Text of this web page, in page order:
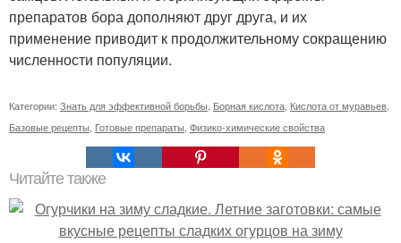
препаратов бора дополняют друг друга, и их
применение приводит к продолжительному сокращению
численности популяции.
Категории: Знать для эффективной борьбы Борная кислота Кислота от муравьев
Базовые рецепты Готовые препараты Физико-химические свойства
Читайте также